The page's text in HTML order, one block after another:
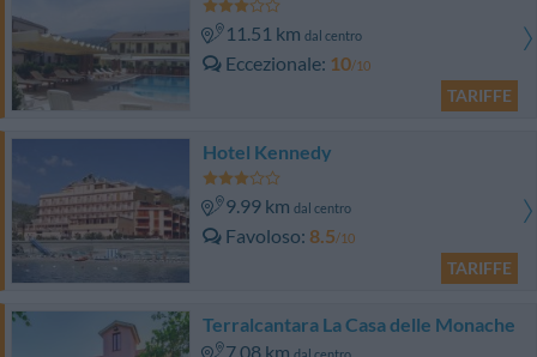
11.51 km dal centro
Eccezionale 10/10
TARIFFE
Hotel Kennedy
9.99 km dal centro
Favoloso 8.5/10
TARIFFE
Terralcantara La Casa delle Monache
7.08 km